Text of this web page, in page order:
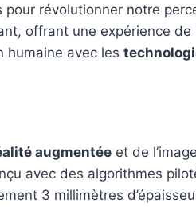
pour révolutionner notre
offrant une expérience
humaine avec les
augmentée et de
avec des algorithmes
3 millimètres